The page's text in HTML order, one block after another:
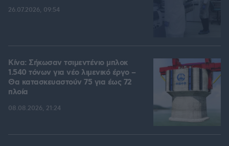
26.07.2026, 09:54
Κίνα: Σήκωσαν τσιμεντένιο μπλοκ
1.540 τόνων για νέο λιμενικό έργο –
Θα κατασκευαστούν 75 για έως 72
πλοία
08.08.2026, 21:24